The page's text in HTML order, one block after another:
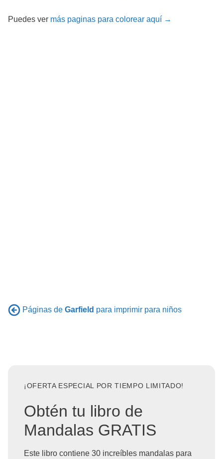
Puedes ver más paginas para colorear aquí →
Páginas de Garfield para imprimir para niños
¡OFERTA ESPECIAL POR TIEMPO LIMITADO!
Obtén tu libro de
Mandalas GRATIS
Este libro contiene 30 increíbles mandalas para